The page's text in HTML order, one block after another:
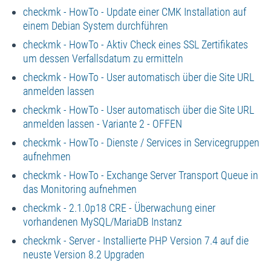
checkmk - HowTo - Update einer CMK Installation auf
einem Debian System durchführen
checkmk - HowTo - Aktiv Check eines SSL Zertifikates
um dessen Verfallsdatum zu ermitteln
checkmk - HowTo - User automatisch über die Site URL
anmelden lassen
checkmk - HowTo - User automatisch über die Site URL
anmelden lassen - Variante 2 - OFFEN
checkmk - HowTo - Dienste / Services in Servicegruppen
aufnehmen
checkmk - HowTo - Exchange Server Transport Queue in
das Monitoring aufnehmen
checkmk - 2.1.0p18 CRE - Überwachung einer
vorhandenen MySQL/MariaDB Instanz
checkmk - Server - Installierte PHP Version 7.4 auf die
neuste Version 8.2 Upgraden